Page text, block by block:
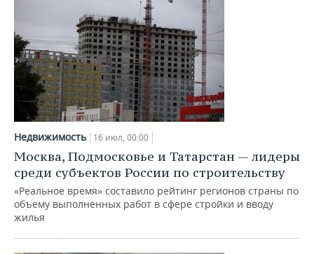
Недвижимость 16 июл, 00:00
Москва, Подмосковье и Татарстан — лидеры
среди субъектов России по строительству
«Реальное время» составило рейтинг регионов страны по
объему выполненных работ в сфере стройки и вводу
жилья